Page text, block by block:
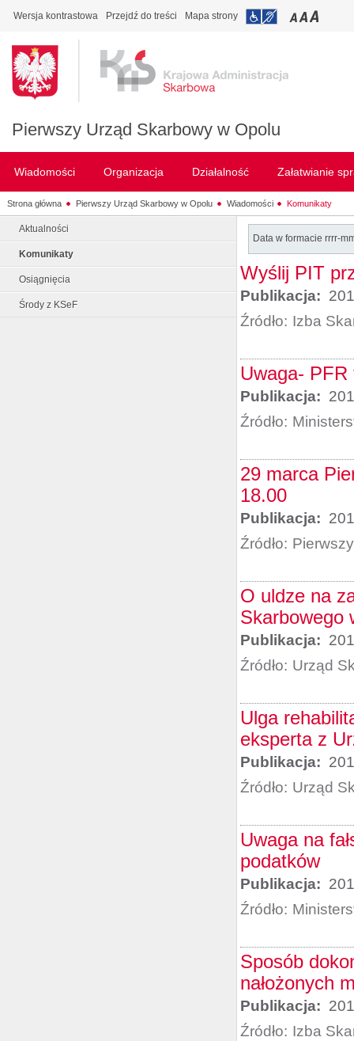
Wersja kontrastowa Przejdź do treści Mapa strony
Pierwszy Urząd Skarbowy w Opolu
Wiadomości Organizacja Działalność Załatwianie
Strona główna Pierwszy Urząd Skarbowy w Opolu Wiadomości Komunikaty
Aktualności
Komunikaty
Osiągnięcia
Środy z KSeF
Data w formacie rrrr-
Wyślij PIT
Publikacja:
Źródło: Izba
Uwaga-
Publikacja:
Źródło:
29 marca
18.00
Publikacja:
Źródło:
O uldze na
Skarbowego
Publikacja:
Źródło: Urząd
Ulga
eksperta z
Publikacja:
Źródło: Urząd
Uwaga na
podatków
Publikacja:
Źródło:
Sposób
nałożonych
Publikacja:
Źródło: Izba